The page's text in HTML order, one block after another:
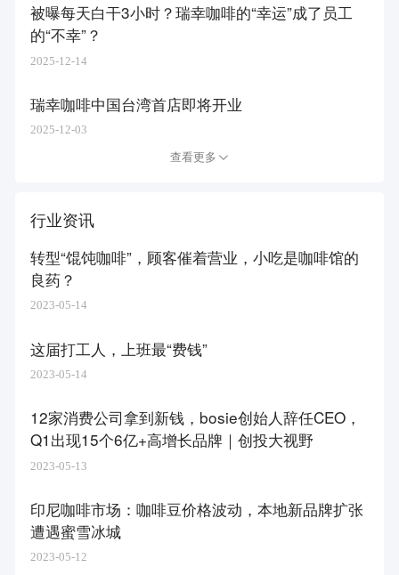
被曝每天白干3小时？瑞幸咖啡的“幸运”成了员工
的“不幸”？
2025-12-14
瑞幸咖啡中国台湾首店即将开业
2025-12-03
查看更多
行业资讯
转型“馄饨咖啡”，顾客催着营业，小吃是咖啡馆的
良药？
2023-05-14
这届打工人，上班最“费钱”
2023-05-14
12家消费公司拿到新钱，bosie创始人辞任CEO，
Q1出现15个6亿+高增长品牌｜创投大视野
2023-05-13
印尼咖啡市场：咖啡豆价格波动，本地新品牌扩张
遭遇蜜雪冰城
2023-05-12